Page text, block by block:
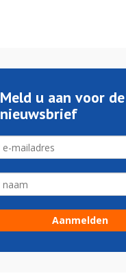
Meld u aan voor de
nieuwsbrief